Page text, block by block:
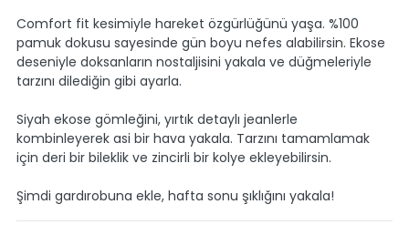
Comfort fit kesimiyle hareket özgürlüğünü yaşa. %100
pamuk dokusu sayesinde gün boyu nefes alabilirsin. Ekose
deseniyle doksanların nostaljisini yakala ve düğmeleriyle
tarzını dilediğin gibi ayarla.
Siyah ekose gömleğini, yırtık detaylı jeanlerle
kombinleyerek asi bir hava yakala. Tarzını tamamlamak
için deri bir bileklik ve zincirli bir kolye ekleyebilirsin.
Şimdi gardırobuna ekle, hafta sonu şıklığını yakala!